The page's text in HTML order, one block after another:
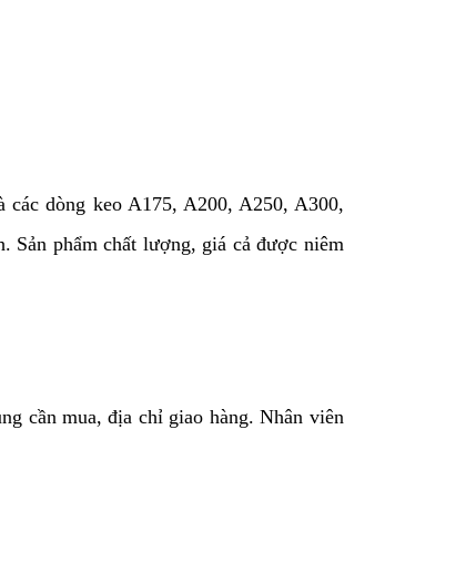
các dòng keo A175, A200, A250, A300,
Sản phẩm chất lượng, giá cả được niêm
cần mua, địa chỉ giao hàng.Nhân viên